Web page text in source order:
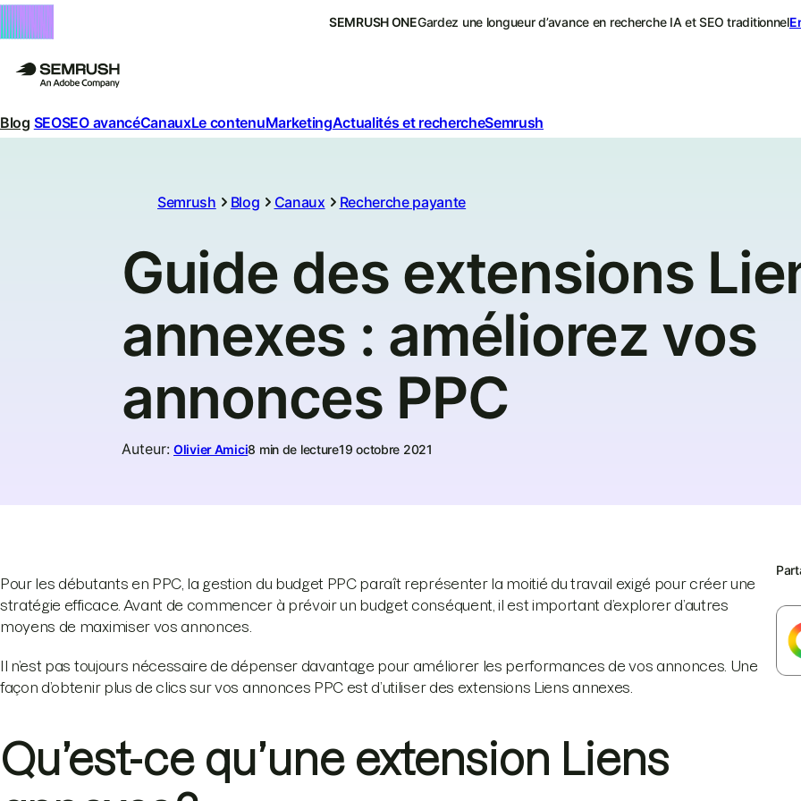
SEMRUSH ONEGardez une longueur d’avance en recherche IA et SEO traditionnel
Blog SEOSEO avancéCanauxLe contenuMarketingActualités et rechercheSemrush
Semrush Blog Canaux Recherche payante
Guide des extensions
annexes : améliorez vos
annonces PPC
Auteur: Olivier Amici8 min de lecture19 octobre 2021
Pour les débutants en PPC, la gestion du budget PPC paraît représenter la moitié du travail exigé pour créer une
stratégie efficace. Avant de commencer à prévoir un budget conséquent, il est important d’explorer d’autres
moyens de maximiser vos annonces.
Il n’est pas toujours nécessaire de dépenser davantage pour améliorer les performances de vos annonces. Une
façon d’obtenir plus de clics sur vos annonces PPC est d’utiliser des extensions Liens annexes.
Qu’est-ce qu’une extension Liens